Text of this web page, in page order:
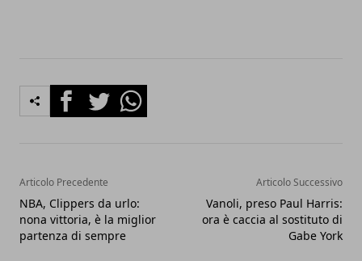
FacebookTwitterWhatsapp
Articolo Precedente
NBA, Clippers da urlo:
nona vittoria, è la miglior
partenza di sempre
Articolo Successivo
Vanoli, preso Paul Harris:
ora è caccia al sostituto di
Gabe York